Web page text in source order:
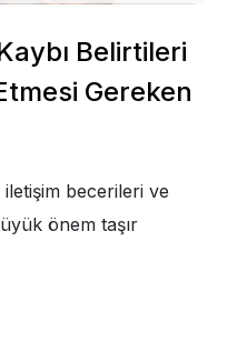
Belirtileri
Gereken
becerileri ve
önem taşır